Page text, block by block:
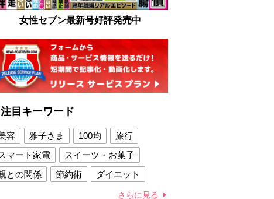
女性セブン最新号好評発売中
注目キーワード
容 雅子さま 100均
旅行
マート家電
スイーツ・お菓子
との関係
節約術
ダイエット
さらに見る